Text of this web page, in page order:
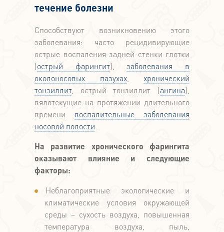
течение болезни
Способствуют возникновению этого
заболевания: часто рецидивирующие
острые воспаления задней стенки глотки
(острый фарингит),заболевания в
околоносовых пазухах, хронический
тонзиллит, острый тонзиллит (ангина),
вялотекущие на протяжении длительного
времени воспалительные заболевания
носовой полости
На развитие хронического фарингита
оказывают влияние и следующие
факторы:
Неблагоприятные экологические и
климатические условия окружающей
среды – сухость воздуха, повышенная
температура воздуха, пыль,